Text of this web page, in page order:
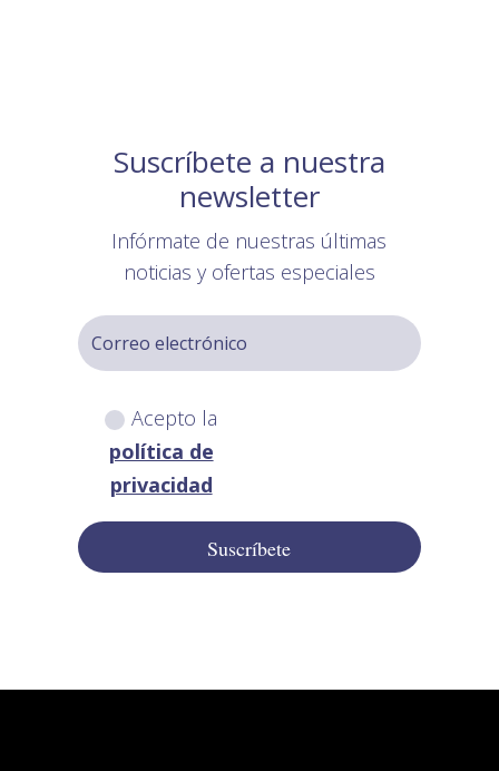
Suscríbete a nuestra
newsletter
Infórmate de nuestras últimas
noticias y ofertas especiales
Acepto la
política de
privacidad
Suscríbete